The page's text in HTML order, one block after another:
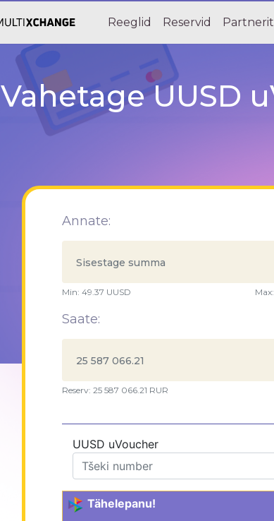
Reeglid Reservid
Vahetage UUSD
Annate:
Min: 49.37 UUSD Max:
Saate:
Reserv: 25 587 066.21 RUR
UUSD uVoucher
Tähelepanu!